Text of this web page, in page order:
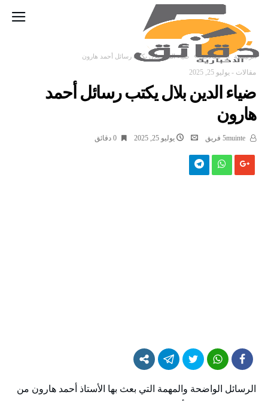
‫الرئيسية‬ مقالات ضياء الدين بلال يكتب رسائل أحمد هارون
مقالات - يوليو 25, 2025
ضياء الدين بلال يكتب رسائل أحمد
هارون
يوليو 25, 2025 0 ‫دقائق‬
الرسائل الواضحة والمهمة التي بعث بها الأستاذ أحمد هارون من